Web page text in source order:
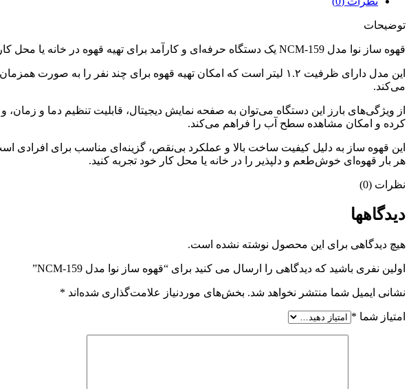
توضیحات
قهوه ساز نوا مدل NCM-159 یک دستگاه حرفه‌ای و کارآمد برای تهیه قهوه در خانه یا محل کار است. این قهوه ساز با طراحی زیبا و مدرن، به راحتی با دکوراسیون هر فضایی هماهنگ می‌شود.
می‌کند.
از ویژگی‌های بارز این دستگاه می‌توان به صفحه نمایش دیجیتال، قابلیت تنظیم دما و
کرده و امکان مشاهده سطح آب را فراهم می‌کند.
هر بار قهوه‌ای خوش‌طعم و دلپذیر را در خانه یا محل کار خود تجربه کنید.
نظرات (0)
دیدگاهها
هیچ دیدگاهی برای این محصول نوشته نشده است.
اولین نفری باشید که دیدگاهی را ارسال می کنید برای “قهوه ساز نوا مدل NCM-159”
نشانی ایمیل شما منتشر نخواهد شد. بخش‌های موردنیاز علامت‌گذاری شده‌اند *
امتیاز شما *